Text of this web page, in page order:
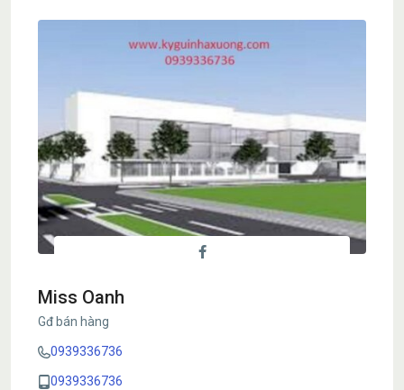
Miss Oanh
Gđ bán hàng
0939336736
0939336736